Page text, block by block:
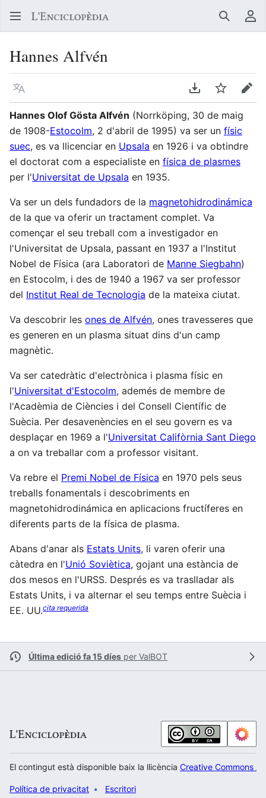
Buscar
Hannes Alfvén
Llegir en un atre idioma Descarregar en
Vigilar
Hannes Olof Gösta Alfvén (Norrköping, 30 de maig
de 1908-Estocolm, 2 d'abril de 1995) va ser un físic
suec, es va llicenciar en Upsala en 1926 i va obtindre
el doctorat com a especialiste en física de plasmes
per l'Universitat de Upsala en 1935.
Va ser un dels fundadors de la magnetohidrodinámica
de la que va oferir un tractament complet. Va
començar el seu treball com a investigador en
l'Universitat de Upsala, passant en 1937 a l'Institut
Nobel de Física (ara Laboratori de Manne Siegbahn)
en Estocolm, i des de 1940 a 1967 va ser professor
del Institut Real de Tecnologia de la mateixa ciutat.
Va descobrir les ones de Alfvén, ones travesseres que
es generen en un plasma situat dins d'un camp
magnètic.
Va ser catedràtic d'electrònica i plasma físic en
l'Universitat d'Estocolm, ademés de membre de
l'Acadèmia de Ciències i del Consell Científic de
Suècia. Per desavenències en el seu govern es va
desplaçar en 1969 a l'Universitat Califòrnia Sant Diego
a on va treballar com a professor visitant.
Va rebre el Premi Nobel de Física en 1970 pels seus
treballs fonamentals i descobriments en
magnetohidrodinámica en aplicacions fructíferes en
diferents parts de la física de plasma.
Abans d'anar als Estats Units, li varen oferir una
càtedra en l'Unió Soviètica, gojant una estància de
dos mesos en l'URSS. Després es va traslladar als
Estats Units, i va alternar el seu temps entre Suècia i
EE. UU.cita requerida
Última edició fa 15 díes per ValBOT
El contingut està disponible baix la llicència Creative Commons
Política de privacitat Escritori